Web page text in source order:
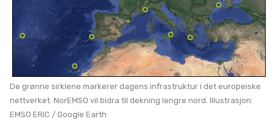
De grønne sirklene markerer dagens infrastruktur i det europeiske
nettverket. NorEMSO vil bidra til dekning lengre nord. Illustrasjon:
EMSO ERIC / Google Earth